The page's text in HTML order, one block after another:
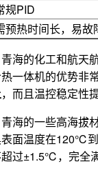
规PID
预热时间长，易故
海的化工和航天
一体机的优势非
，而且温控稳定性
海的一些高海拔
面温度在120℃
过±1.5℃，完全